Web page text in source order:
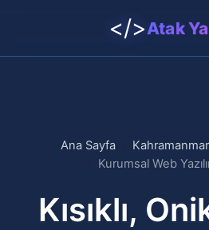
</>Atak
Ana Sayfa
Kurumsal Web
Kısıklı,